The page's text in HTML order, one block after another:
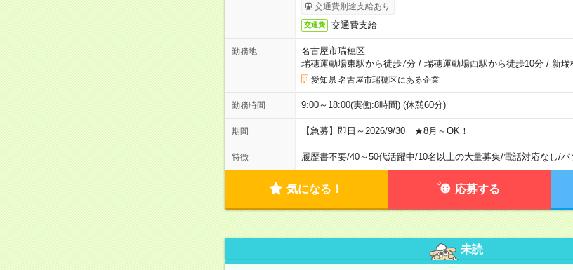
交通費別途支給あり
交通費 交通費支給
勤務地
名古屋市瑞穂区
瑞穂運動場東駅から徒歩7分/ 瑞穂運動場西駅から徒歩10分/ 新瑞
愛知県 名古屋市瑞穂区にある企業
勤務時間 9:00～18:00(実働:8時間) (休憩60分)
期間 【急募】即日～2026/9/30 ★8月～OK！
特徴 履歴書不要/40～50代活躍中/10名以上の大量募集/電話対応なし/パ
気になる！ 応募する
未読